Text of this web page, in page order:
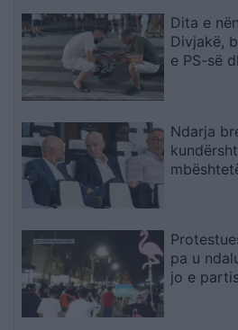
Dita e
Divjakë,
e PS-së
Ndarja
pa u
jo e